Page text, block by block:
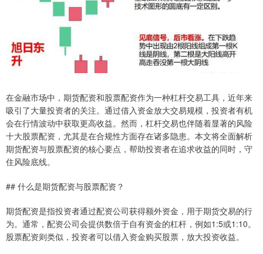
在金融市场中，期货配资和股票配资作为一种杠杆交易工具，近年来
吸引了大量投资者的关注。通过借入资金放大交易规模，投资者有机
会在行情波动中获取更高收益。然而，杠杆交易也伴随着显著的风险
十大股票配资，尤其是在合规性方面存在诸多隐患。本文将全面解析
期货配资与股票配资的核心要点，帮助投资者在追求收益的同时，守
住风险底线。
## 什么是期货配资与股票配资？
期货配资是指投资者通过配资公司获得额外资金，用于期货交易的行
为。通常，配资公司会提供数倍于自有资金的杠杆，例如1:5或1:10。
股票配资则类似，投资者可以借入资金购买股票，放大投资收益。